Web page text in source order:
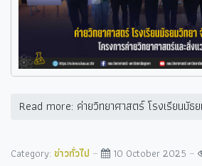
Read more: ค่ายวิทยาศาสตร์ โรงเรียนมัธ
Category: ข่าวทั่วไป 10 October 2025